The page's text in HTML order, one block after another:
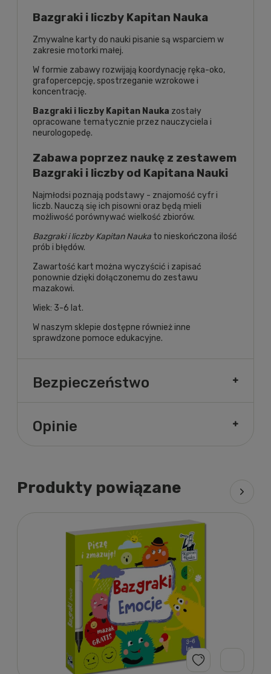
Bazgraki i liczby Kapitan Nauka
Zmywalne karty do nauki pisanie są wsparciem w
zakresie motorki małej.
W formie zabawy rozwijają koordynację ręka-oko,
grafopercepcję, spostrzeganie wzrokowe i
koncentrację.
Bazgraki i liczby Kapitan Nauka zostały
opracowane tematycznie przez nauczyciela i
neurologopedę.
Zabawa poprzez naukę z zestawem
Bazgraki i liczby od Kapitana Nauki
Najmłodsi poznają podstawy - znajomość cyfr i
liczb. Nauczą się ich pisowni oraz będą mieli
możliwość porównywać wielkość zbiorów.
Bazgraki i liczby Kapitan Nauka to nieskończona ilość
prób i błędów.
Zawartość kart można wyczyścić i zapisać
ponownie dzięki dołączonemu do zestawu
mazakowi.
Wiek: 3-6 lat.
W naszym sklepie dostępne również inne
sprawdzone pomoce edukacyjne.
Bezpieczeństwo
Opinie
Produkty powiązane